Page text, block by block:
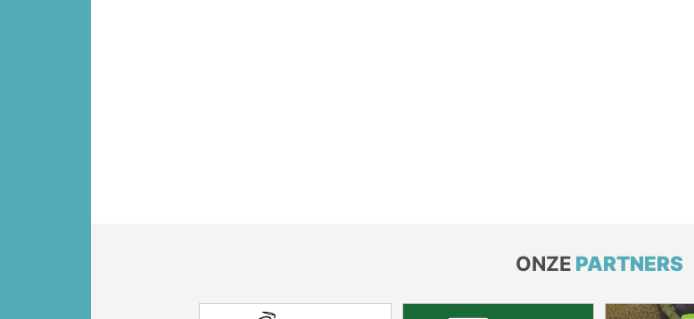
ONZE PARTNERS